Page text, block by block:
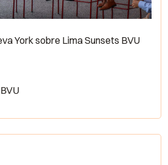
York sobre Lima Sunsets BVU